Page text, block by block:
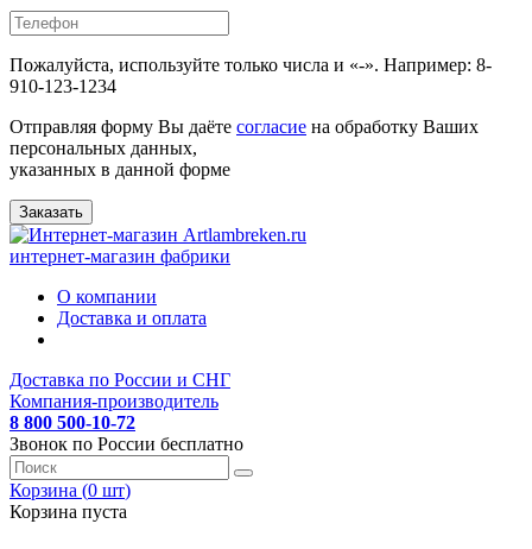
Пожалуйста, используйте только числа и «-». Например: 8-
910-123-1234
Отправляя форму Вы даёте согласие на обработку Ваших
персональных данных,
указанных в данной форме
Заказать
интернет-магазин фабрики
О компании
Доставка и оплата
Доставка по России и СНГ
Компания-производитель
8 800 500-10-72
Звонок по России бесплатно
Корзина (0 шт)
Корзина пуста